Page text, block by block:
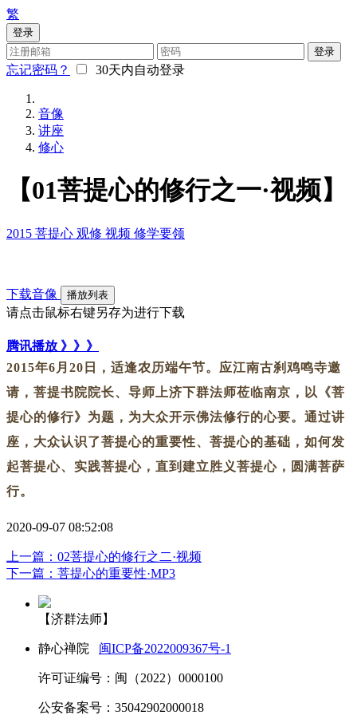
繁
登录
登录
忘记密码？ 30天内自动登录
音像
讲座
修心
【01菩提心的修行之一·视频】
2015 菩提心 观修 视频 修学要领
下载音像 播放列表
请点击鼠标右键另存为进行下载
腾讯播放 》》》
2015年6月20日，适逢农历端午节。应江南古刹鸡鸣寺邀
请，菩提书院院长、导师上济下群法师莅临南京，以《菩
提心的修行》为题，为大众开示佛法修行的心要。 通过讲
座，大众认识了菩提心的重要性、菩提心的基础，如何发
起菩提心、实践菩提心，直到建立胜义菩提心，圆满菩萨
行。
2020-09-07 08:52:08
上一篇：02菩提心的修行之二·视频
下一篇：菩提心的重要性·MP3
【济群法师】
静心禅院 闽ICP备2022009367号-1
许可证编号：闽（2022）0000100
公安备案号：35042902000018